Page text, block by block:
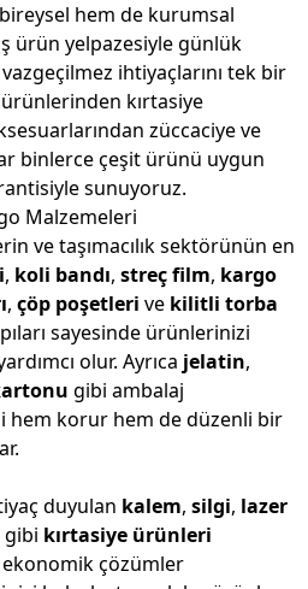
hem de kurumsal
ürün yelpazesiyle günlük
vazgeçilmez ihtiyaçlarını tek bir
kırtasiye
züccaciye ve
binlerce çeşit ürünü uygun
sunuyoruz.
Malzemeleri
ve taşımacılık sektörünün en
, koli bandı, streç film, kargo
, çöp poşetleri ve kilitli torba
sayesinde ürünlerinizi
olur. Ayrıca jelatin,
gibi ambalaj
hem korur hem de düzenli bir
duyulan kalem, silgi, lazer
gibi kırtasiye ürünleri
çözümler